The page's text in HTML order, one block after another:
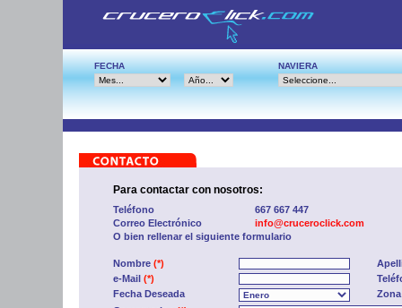
FECHA NAVIERA
Para contactar con nosotros:
Teléfono
667 667 447
Correo Electrónico
info@cruceroclick.com
O bien rellenar el siguiente formulario
Nombre (*)
e-Mail (*)
Fecha Deseada